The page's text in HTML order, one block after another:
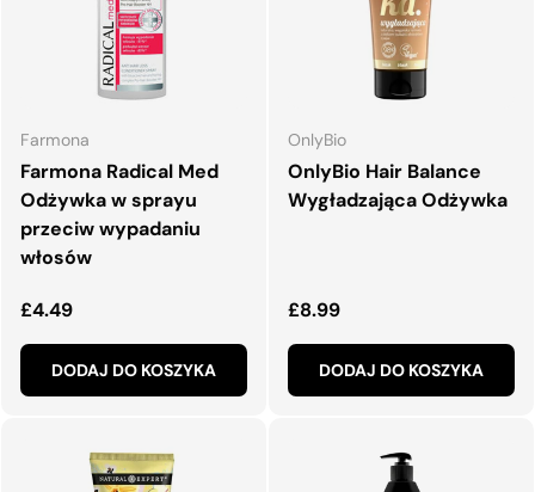
Farmona
Farmona Radical Med
Odżywka w sprayu
przeciw wypadaniu
włosów
Normalna cena
£4.49
DODAJ DO KOSZYKA
OnlyBio
OnlyBio Hair Balance
Wygładzająca Odżywka
Normalna cena
£8.99
DODAJ DO KOSZYKA